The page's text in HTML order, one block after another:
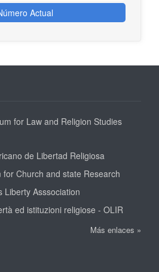
Actual
for Law and Religion Studies
de Libertad Religiosa
Church and state Research
Liberty Asssociation
ed istituzioni religiose - OLIR
Más enlaces »